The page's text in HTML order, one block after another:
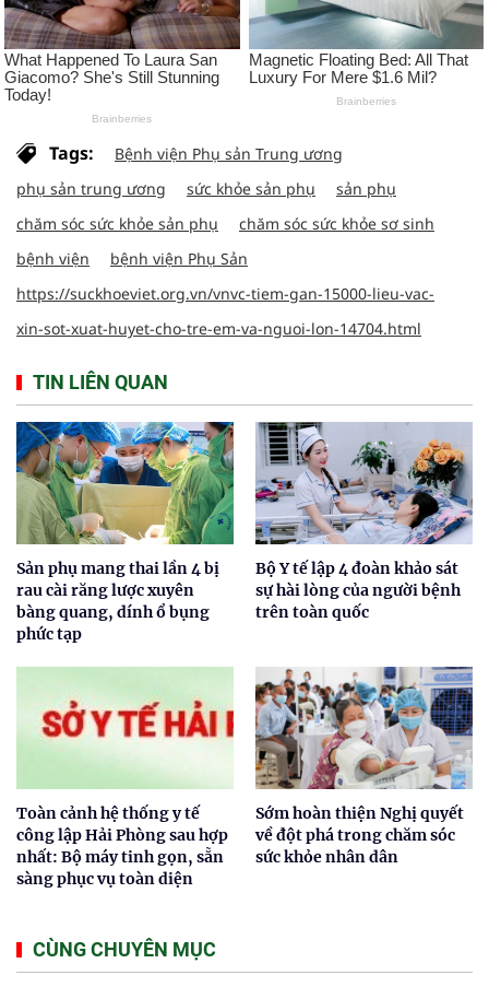
Tags:
Bệnh viện Phụ sản Trung ương
phụ sản trung ương
sức khỏe sản phụ
sản phụ
chăm sóc sức khỏe sản phụ
chăm sóc sức khỏe sơ sinh
bệnh viện
bệnh viện Phụ Sản
https://suckhoeviet.org.vn/vnvc-tiem-gan-15000-lieu-vac-
xin-sot-xuat-huyet-cho-tre-em-va-nguoi-lon-14704.html
TIN LIÊN QUAN
Sản phụ mang thai lần 4 bị
rau cài răng lược xuyên
bàng quang, dính ổ bụng
phức tạp
Bộ Y tế lập 4 đoàn khảo sát
sự hài lòng của người bệnh
trên toàn quốc
Toàn cảnh hệ thống y tế
công lập Hải Phòng sau hợp
nhất: Bộ máy tinh gọn, sẵn
sàng phục vụ toàn diện
Sớm hoàn thiện Nghị quyết
về đột phá trong chăm sóc
sức khỏe nhân dân
CÙNG CHUYÊN MỤC